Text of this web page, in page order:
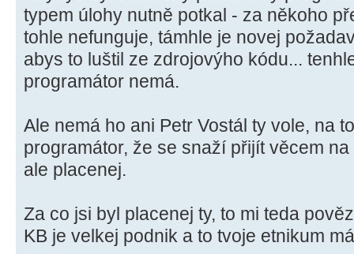
typem úlohy nutně potkal - za někoho
tohle nefunguje, támhle je novej
abys to luštil ze zdrojovýho kódu...
programátor nemá.
Ale nemá ho ani Petr Vostál ty vole, na
programátor, že se snaží přijít věcem
ale placenej.
Za co jsi byl placenej ty, to mi teda
KB je velkej podnik a to tvoje etnikum